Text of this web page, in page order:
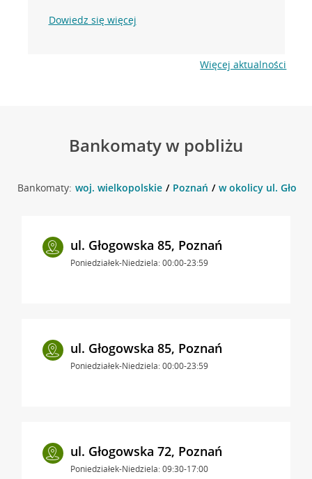
Dowiedz się więcej
Więcej aktualności
Bankomaty w pobliżu
Bankomaty: woj. wielkopolskie Poznań w okolicy ul.
ul. Głogowska 85, Poznań
Poniedziałek-Niedziela: 00:00-23:59
ul. Głogowska 85, Poznań
Poniedziałek-Niedziela: 00:00-23:59
ul. Głogowska 72, Poznań
Poniedziałek-Niedziela: 09:30-17:00